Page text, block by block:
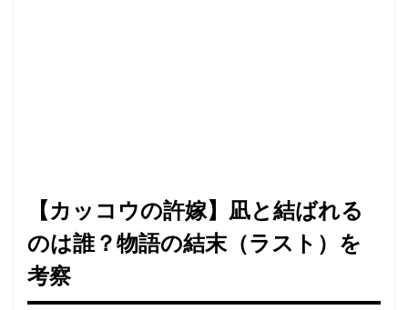
【カッコウの許嫁】凪と結ばれる
のは誰？物語の結末（ラスト）を
考察